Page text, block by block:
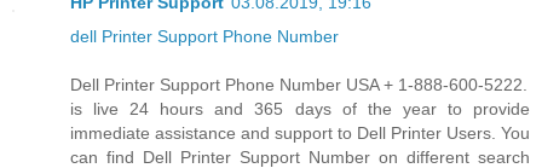
dell Printer Support Phone Number
Dell Printer Support Phone Number USA + 1-888-600-5222.
is live 24 hours and 365 days of the year to provide
immediate assistance and support to Dell Printer Users. You
can find Dell Printer Support Number on different search